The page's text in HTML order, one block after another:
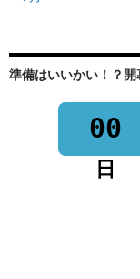
準備はいいかい！？開
00
日